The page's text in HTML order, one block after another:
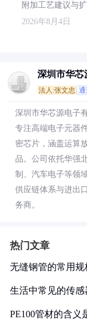
附加工艺建议与扩
2026年8月4日
深圳市华芯
法人:张文忠 通
深圳市华芯源电子
专注高端电子元器
密芯片，涵盖运算
品。公司依托华强
制、汽车电子等领
供应链体系与进出
务商。
热门文章
无缝钢管的常用规
生活中常见的传
PE100管材的含义